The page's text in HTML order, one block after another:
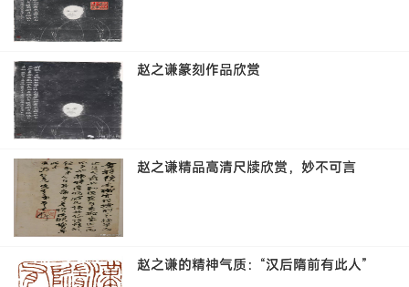
赵之谦篆刻作品欣赏
赵之谦精品高清尺牍欣赏，妙不可言
赵之谦的精神气质：“汉后隋前有此人”